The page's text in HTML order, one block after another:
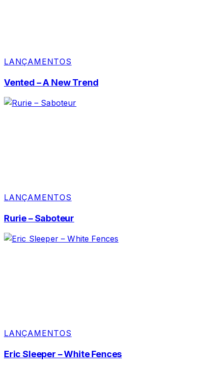
LANÇAMENTOS
Vented – A New Trend
LANÇAMENTOS
Rurie – Saboteur
LANÇAMENTOS
Eric Sleeper – White Fences